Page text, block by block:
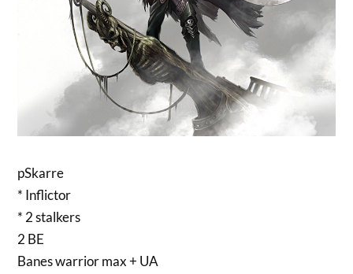
pSkarre
* Inflictor
* 2 stalkers
2 BE
Banes warrior max + UA